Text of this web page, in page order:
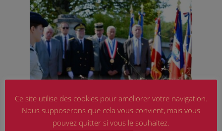
Ce site utilise des cookies pour améliorer votre navigation.
Nous supposerons que cela vous convient, mais vous
pouvez quitter si vous le souhaitez.